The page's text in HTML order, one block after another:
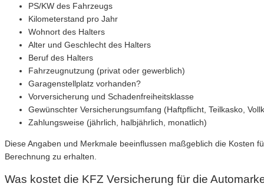
PS/KW des Fahrzeugs
Kilometerstand pro Jahr
Wohnort des Halters
Alter und Geschlecht des Halters
Beruf des Halters
Fahrzeugnutzung (privat oder gewerblich)
Garagenstellplatz vorhanden?
Vorversicherung und Schadenfreiheitsklasse
Gewünschter Versicherungsumfang (Haftpflicht, Teilkasko,
Zahlungsweise (jährlich, halbjährlich, monatlich)
Diese Angaben und Merkmale beeinflussen maßgeblich die Kosten
Berechnung zu erhalten.
Was kostet die KFZ Versicherung für die